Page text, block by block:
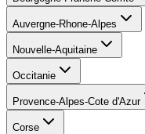
Auvergne-Rhone-Alpes
Nouvelle-Aquitaine
Occitanie
Provence-Alpes-Cote d'Azur
Corse